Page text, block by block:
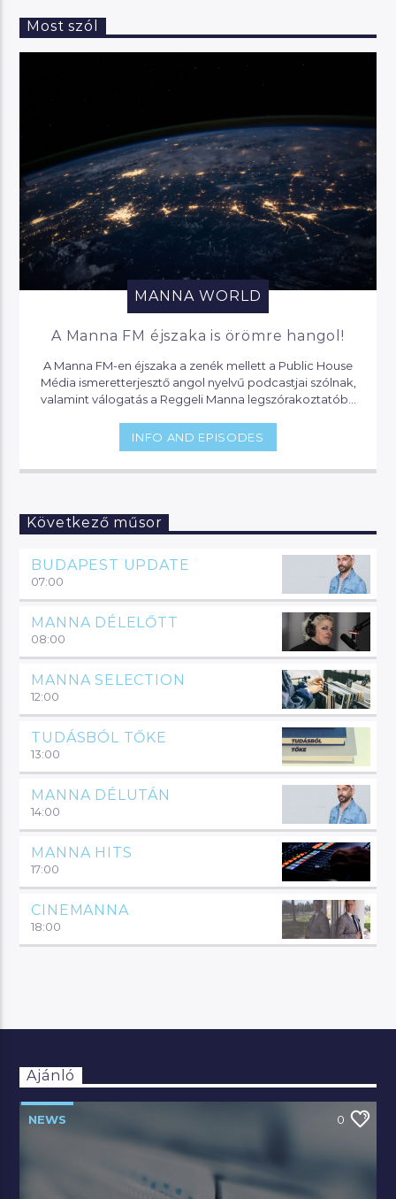
Most szól
MANNA WORLD
A Manna FM éjszaka is örömre hangol!
A Manna FM-en éjszaka a zenék mellett a Public House
Média ismeretterjesztő angol nyelvű podcastjai szólnak,
valamint válogatás a Reggeli Manna legszórakoztatóbb
INFO AND EPISODES
Következő műsor
BUDAPEST UPDATE
07:00
MANNA DÉLELŐTT
08:00
MANNA SELECTION
12:00
TUDÁSBÓL TŐKE
13:00
MANNA DÉLUTÁN
14:00
MANNA HITS
17:00
CINEMANNA
18:00
Ajánló
NEWS 0